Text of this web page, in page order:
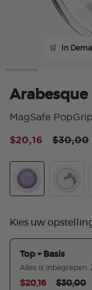
🛒 In
Arabesque
MagSafe PopGrip
Price
$30,00
$20,16
Kies uw
Top + Basis
Alles is inbegrepen.
Price
$30,00to
$20,16